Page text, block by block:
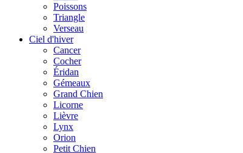
Poissons
Triangle
Verseau
Ciel d'hiver
Cancer
Cocher
Éridan
Gémeaux
Grand Chien
Licorne
Lièvre
Lynx
Orion
Petit Chien